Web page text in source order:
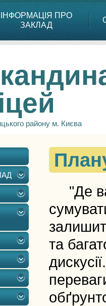
ІНФОРМАЦІЯ ПРО
ЗАКЛАД
району м. Києва
"Де
та